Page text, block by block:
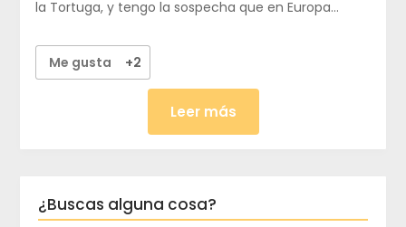
la Tortuga, y tengo la sospecha que en Europa…
Me gusta +2
Leer más
¿Buscas alguna cosa?